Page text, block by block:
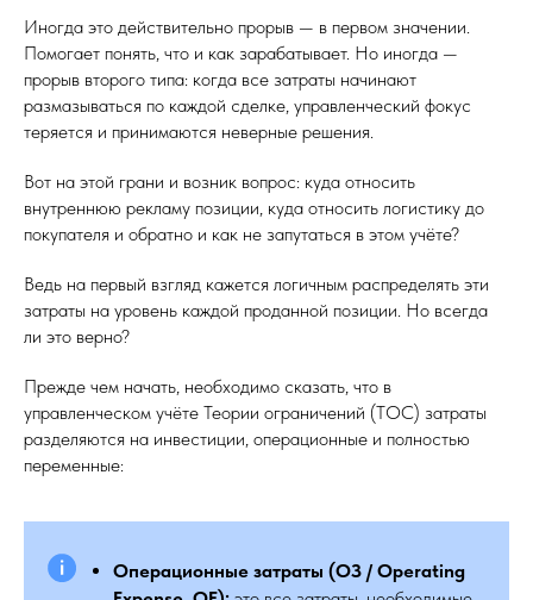
Иногда это действительно прорыв — в первом значении.
Помогает понять, что и как зарабатывает. Но иногда —
прорыв второго типа: когда все затраты начинают
размазываться по каждой сделке, управленческий фокус
теряется и принимаются неверные решения.
Вот на этой грани и возник вопрос: куда относить
внутреннюю рекламу позиции, куда относить логистику до
покупателя и обратно и как не запутаться в этом учёте?
Ведь на первый взгляд кажется логичным распределять эти
затраты на уровень каждой проданной позиции. Но всегда
ли это верно?
Прежде чем начать, необходимо сказать, что в
управленческом учёте Теории ограничений (ТОС) затраты
разделяются на инвестиции, операционные и полностью
переменные:
Операционные затраты (ОЗ / Operating